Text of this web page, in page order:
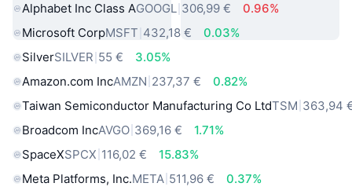
Alphabet Inc Class AGOOGL 306,99 €
0.96%
Microsoft CorpMSFT 432,18 €
0.03%
SilverSILVER 55 €
3.05%
Amazon.com IncAMZN 237,37 €
0.82%
Taiwan Semiconductor Manufacturing Co LtdTSM 363,94
Broadcom IncAVGO 369,16 €
1.71%
SpaceXSPCX 116,02 €
15.83%
Meta Platforms, Inc.META 511,96 €
0.37%